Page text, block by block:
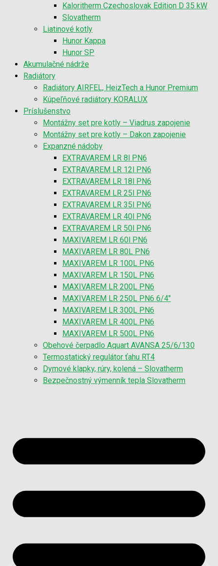
Kaloritherm Czechoslovak Edition D 35 kW
Slovatherm
Liatinové kotly
Hunor Kappa
Hunor SP
Akumulačné nádrže
Radiátory
Radiátory AIRFEL, HeizTech a Hunor Premium
Kúpeľňové radiátory KORALUX
Príslušenstvo
Montážny set pre kotly – Viadrus zapojenie
Montážny set pre kotly – Dakon zapojenie
Expanzné nádoby
EXTRAVAREM LR 8l PN6
EXTRAVAREM LR 12l PN6
EXTRAVAREM LR 18l PN6
EXTRAVAREM LR 25l PN6
EXTRAVAREM LR 35l PN6
EXTRAVAREM LR 40l PN6
EXTRAVAREM LR 50l PN6
MAXIVAREM LR 60l PN6
MAXIVAREM LR 80L PN6
MAXIVAREM LR 100L PN6
MAXIVAREM LR 150L PN6
MAXIVAREM LR 200L PN6
MAXIVAREM LR 250L PN6 6/4″
MAXIVAREM LR 300L PN6
MAXIVAREM LR 400L PN6
MAXIVAREM LR 500L PN6
Obehové čerpadlo Aquart AVANSA 25/6/130
Termostatický regulátor ťahu RT4
Dymové klapky, rúry, kolená – Slovatherm
Bezpečnostný výmenník tepla Slovatherm